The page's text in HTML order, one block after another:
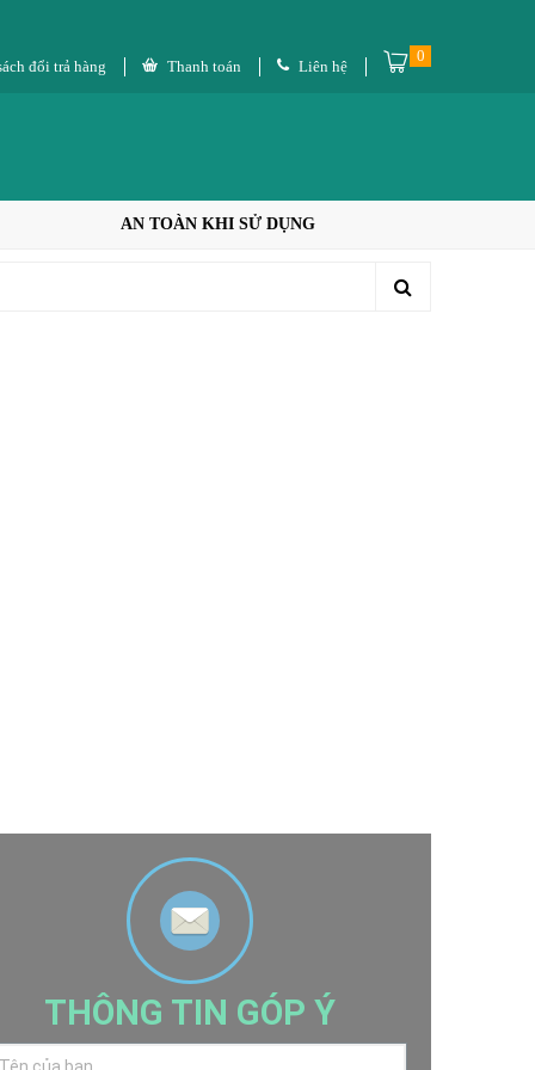
đổi trả hàng Thanh toán Liên hệ
0
AN TOÀN KHI SỬ DỤNG
THÔNG TIN GÓP Ý